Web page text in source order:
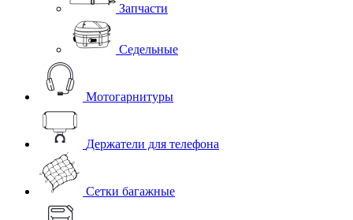
Запчасти
Седельные
Мотогарнитуры
Держатели для телефона
Сетки багажные